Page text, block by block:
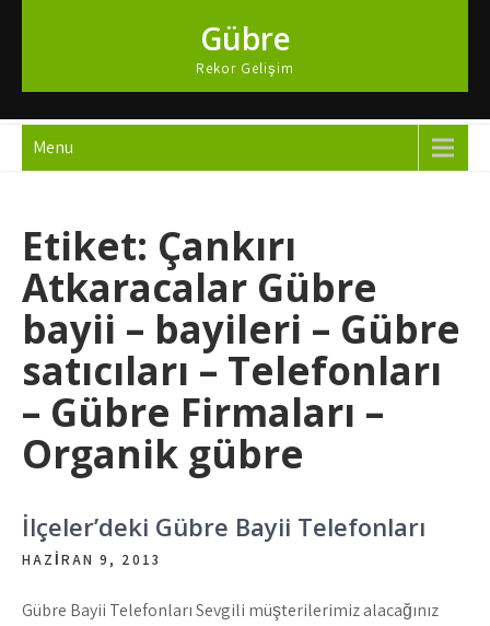
Gübre
Rekor Gelişim
Menu
Etiket: Çankırı
Atkaracalar Gübre
bayii – bayileri – Gübre
satıcıları – Telefonları
– Gübre Firmaları –
Organik gübre
İlçeler’deki Gübre Bayii Telefonları
HAZIRAN 9, 2013
Gübre Bayii Telefonları Sevgili müşterilerimiz alacağınız